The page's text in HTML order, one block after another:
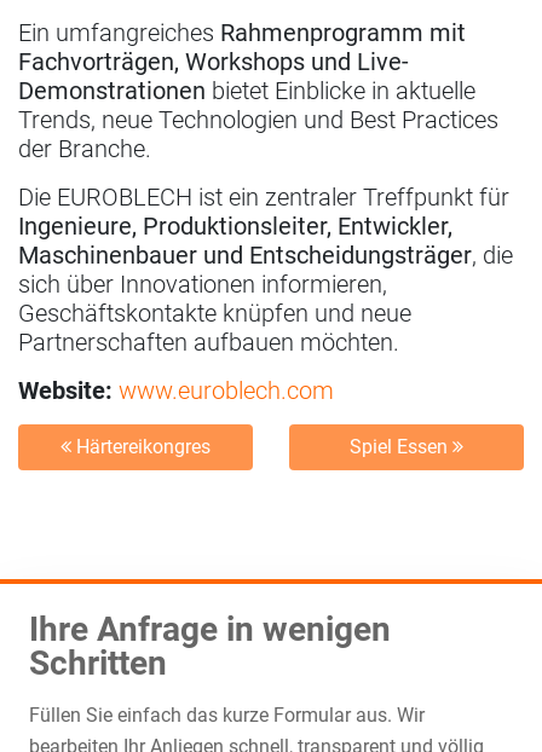
Ein umfangreiches Rahmenprogramm mit
Fachvorträgen, Workshops und Live-
Demonstrationen bietet Einblicke in aktuelle
Trends, neue Technologien und Best Practices
der Branche.
Die EUROBLECH ist ein zentraler Treffpunkt für
Ingenieure, Produktionsleiter, Entwickler,
Maschinenbauer und Entscheidungsträger, die
sich über Innovationen informieren,
Geschäftskontakte knüpfen und neue
Partnerschaften aufbauen möchten.
Website: www.euroblech.com
Härtereikongres Spiel Essen
Ihre Anfrage in wenigen
Schritten
Füllen Sie einfach das kurze Formular aus. Wir
bearbeiten Ihr Anliegen schnell, transparent und völlig